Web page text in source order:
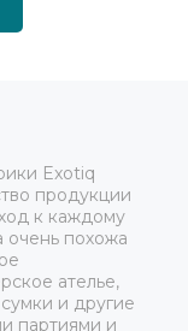
Exotiq
продукции
к каждому
похожа
ателье,
и другие
партиями и